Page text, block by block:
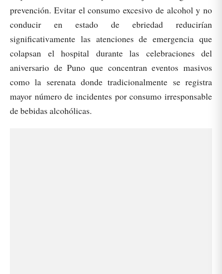
prevención. Evitar el consumo excesivo de alcohol y no
conducir en estado de ebriedad reducirían
significativamente las atenciones de emergencia que
colapsan el hospital durante las celebraciones del
aniversario de Puno que concentran eventos masivos
como la serenata donde tradicionalmente se registra
mayor número de incidentes por consumo irresponsable
de bebidas alcohólicas.